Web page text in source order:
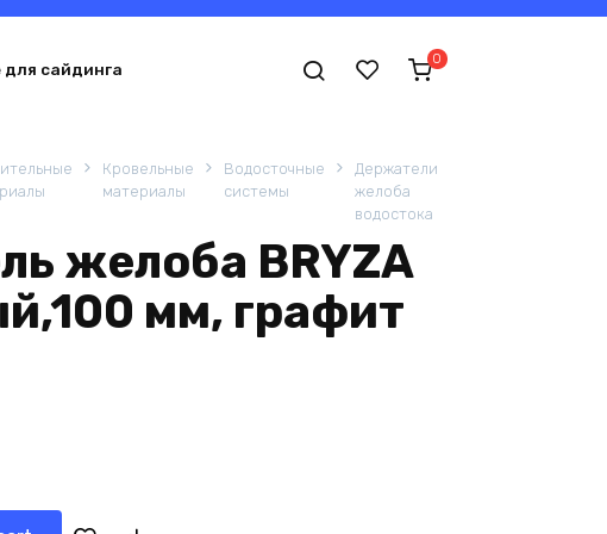
сайдинга
0
Кровельные
материалы
Водосточные
системы
Держатели
желоба
водостока
желоба BRYZA
мм, графит